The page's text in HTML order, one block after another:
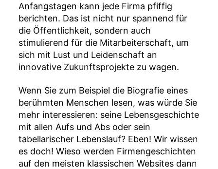
Anfangstagen kann jede Firma pfiffig
berichten. Das ist nicht nur spannend für
die Öffentlichkeit, sondern auch
stimulierend für die Mitarbeiterschaft, um
sich mit Lust und Leidenschaft an
innovative Zukunftsprojekte zu wagen.
Wenn Sie zum Beispiel die Biografie eines
berühmten Menschen lesen, was würde Sie
mehr interessieren: seine Lebensgeschichte
mit allen Aufs und Abs oder sein
tabellarischer Lebenslauf? Eben! Wir wissen
es doch! Wieso werden Firmengeschichten
auf den meisten klassischen Websites dann